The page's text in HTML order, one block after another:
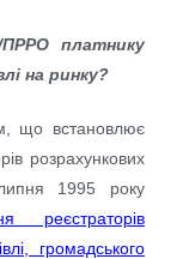
платнику
на ринку?
що встановлює
розрахункових
1995 року
реєстраторів
громадського